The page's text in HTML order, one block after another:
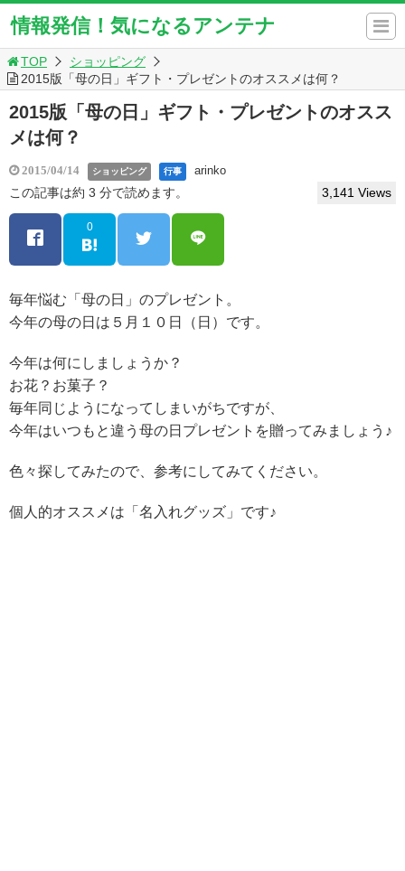
情報発信！気になるアンテナ
TOP
ショッピング
2015版「母の日」ギフト・プレゼントのオススメは何？
2015版「母の日」ギフト・プレゼントのオスス
メは何？
2015/04/14 ショッピング 行事 arinko
この記事は約 3 分で読めます。 3,141 Views
0
毎年悩む「母の日」のプレゼント。
今年の母の日は５月１０日（日）です。
今年は何にしましょうか？
お花？お菓子？
毎年同じようになってしまいがちですが、
今年はいつもと違う母の日プレゼントを贈ってみましょう♪
色々探してみたので、参考にしてみてください。
個人的オススメは「名入れグッズ」です♪